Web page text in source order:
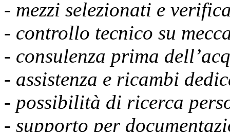
- mezzi selezionati e
- controllo tecnico su
- consulenza prima
- assistenza e ricambi
- possibilità di ricerca
- supporto per